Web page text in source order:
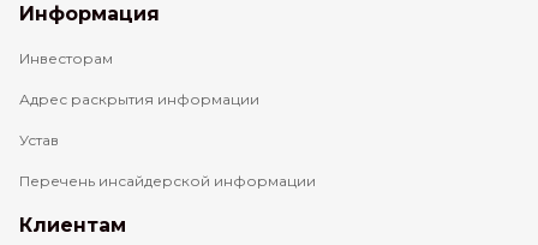
Информация
Инвесторам
Адрес раскрытия информации
Устав
Перечень инсайдерской информации
Клиентам